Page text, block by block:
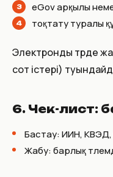
eGov арқылы
тоқтату туралы
Электронды түрде
сот істері)
6. Чек-лист:
Бастау: ИИН, КВЭД,
Жабу: барлық